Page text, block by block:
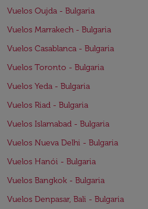
Vuelos Oujda - Bulgaria
Vuelos Marrakech - Bulgaria
Vuelos Casablanca - Bulgaria
Vuelos Toronto - Bulgaria
Vuelos Yeda - Bulgaria
Vuelos Riad - Bulgaria
Vuelos Islamabad - Bulgaria
Vuelos Nueva Delhi - Bulgaria
Vuelos Hanói - Bulgaria
Vuelos Bangkok - Bulgaria
Vuelos Denpasar, Bali - Bulgaria